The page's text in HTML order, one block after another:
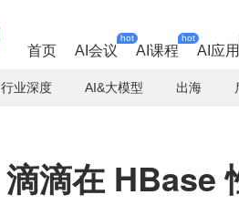
首页 AI会议
hot
AI课程
hot
AI应用
行业深度 AI&大模型 出海
滴滴在 HBase